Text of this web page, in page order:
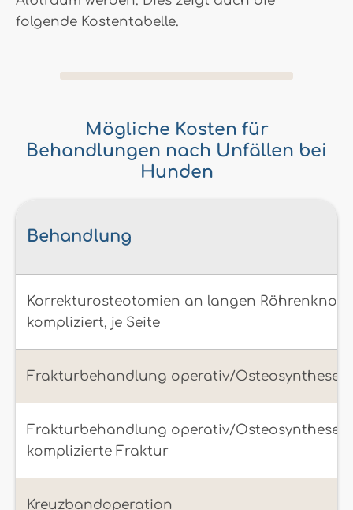
folgende Kostentabelle.
Mögliche Kosten für
Behandlungen nach Unfällen bei
Hunden
Behandlung
Korrekturosteotomien an langen
kompliziert, je Seite
Frakturbehandlung operativ/Osteosynthese
Frakturbehandlung operativ/Osteosynthese,
komplizierte Fraktur
Kreuzbandoperation